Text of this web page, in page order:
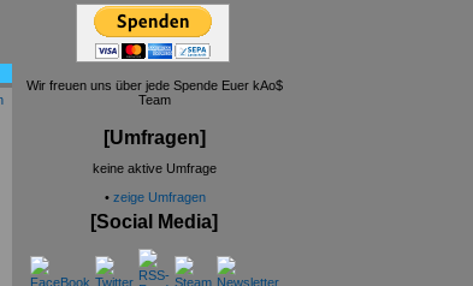
Wir freuen uns über jede Spende Euer kAo$
Team
[Umfragen]
keine aktive Umfrage
• zeige Umfragen
[Social Media]